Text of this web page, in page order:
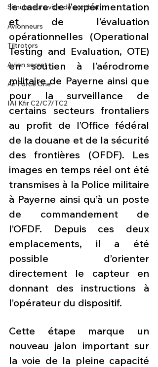
Simulateur avion de combat
Avionneurs
Tiltrotors
Avion secret
Air Force One
IAI Kfir C2/C7/TC2
le cadre de l’expérimentation
et de l’évaluation
opérationnelles (Operational
Testing and Evaluation, OTE)
en soutien à l’aérodrome
militaire de Payerne ainsi que
pour la surveillance de
certains secteurs frontaliers
au profit de l’Office fédéral
de la douane et de la sécurité
des frontières (OFDF). Les
images en temps réel ont été
transmises à la Police militaire
à Payerne ainsi qu’à un poste
de commandement de
l’OFDF. Depuis ces deux
emplacements, il a été
possible d’orienter
directement le capteur en
donnant des instructions à
l’opérateur du dispositif.
Cette étape marque un
nouveau jalon important sur
la voie de la pleine capacité